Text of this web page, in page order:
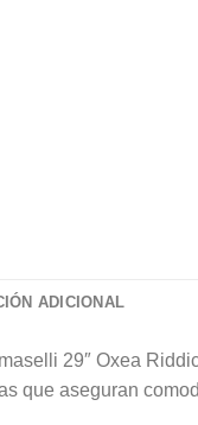
ADICIONAL
29″ Oxea
que aseguran